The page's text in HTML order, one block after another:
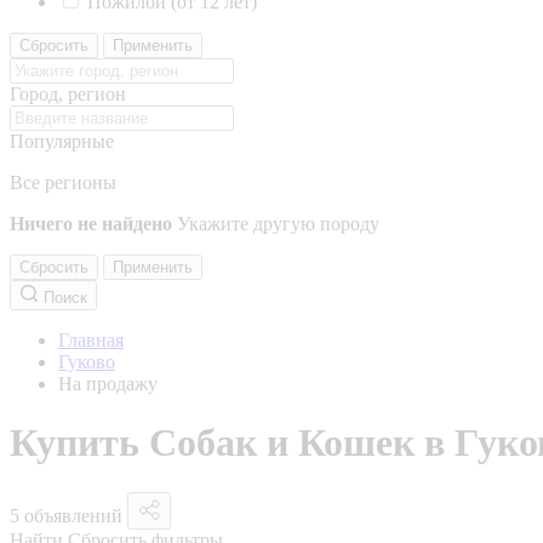
Сбросить Применить
Город, регион
Популярные
Все регионы
Ничего не найдено Укажите другую породу
Сбросить
Применить
Поиск
Главная
Гуково
На продажу
Купить Собак и Кошек в
5 объявлений